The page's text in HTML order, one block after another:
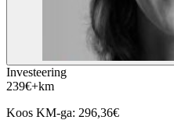
Investeering
239€+km
Koos KM-ga: 296,36€